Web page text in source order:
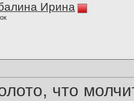
Ирина
что